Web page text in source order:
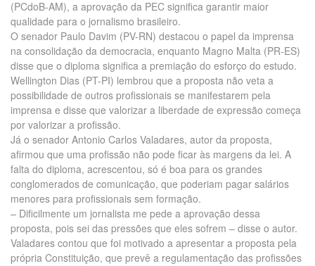
(PCdoB-AM), a aprovação da PEC significa garantir maior
qualidade para o jornalismo brasileiro.
O senador Paulo Davim (PV-RN) destacou o papel da imprensa
na consolidação da democracia, enquanto Magno Malta (PR-ES)
disse que o diploma significa a premiação do esforço do estudo.
Wellington Dias (PT-PI) lembrou que a proposta não veta a
possibilidade de outros profissionais se manifestarem pela
imprensa e disse que valorizar a liberdade de expressão começa
por valorizar a profissão.
Já o senador Antonio Carlos Valadares, autor da proposta,
afirmou que uma profissão não pode ficar às margens da lei. A
falta do diploma, acrescentou, só é boa para os grandes
conglomerados de comunicação, que poderiam pagar salários
menores para profissionais sem formação.
– Dificilmente um jornalista me pede a aprovação dessa
proposta, pois sei das pressões que eles sofrem – disse o autor.
Valadares contou que foi motivado a apresentar a proposta pela
própria Constituição, que prevê a regulamentação das profissões